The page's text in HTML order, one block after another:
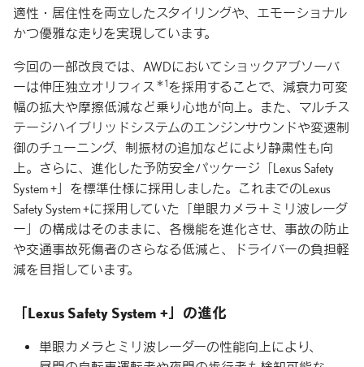
適性・居住性を両立したスタイリングや、エモーショナル
かつ優雅な走りを実現しています。
今回の一部改良では、AWDにおいてショックアブソーバ
ーは伸圧独立オリフィス ＊1を採用することで、減衰力可変
幅の拡大や摩擦低減など乗り心地が向上。また、マルチス
テージハイブリッドシステムのエンジンサウンドや変速制
御のチューニング、制振材の追加などにより静粛性も向
上。さらに、進化した予防安全パッケージ「Lexus Safety
System +」を標準仕様に採用しました。これまでのLexus
Safety System +に採用していた「単眼カメラ＋ミリ波レーダ
ー」の構成はそのままに、各機能を進化させ、事故の防止
や交通事故死傷者のさらなる低減と、ドライバーの負担軽
減を目指しています。
「Lexus Safety System +」の進化
単眼カメラとミリ波レーダーの性能向上により、